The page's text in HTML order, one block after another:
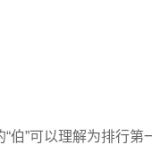
伯”可以理解为排行第